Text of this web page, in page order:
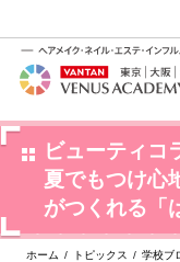
ビューティコ
夏でもつけ心
がつくれる「
ホーム / トピックス / 学校ブ